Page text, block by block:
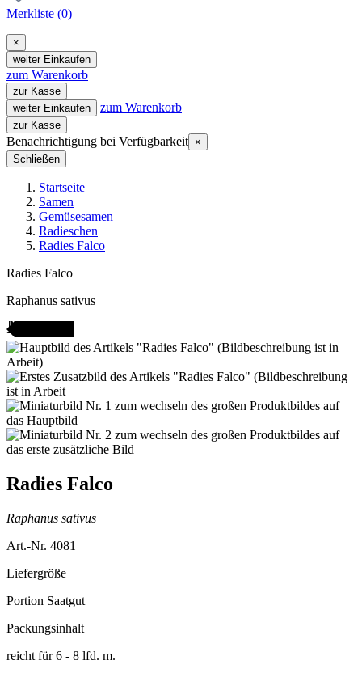
Merkliste (0)
×
weiter Einkaufen
zum Warenkorb
zur Kasse
weiter Einkaufen
zum Warenkorb
zur Kasse
Benachrichtigung bei Verfügbarkeit ×
Schließen
Startseite
Samen
Gemüsesamen
Radieschen
Radies Falco
Radies Falco
Raphanus sativus
Radies Falco
Raphanus sativus
Art.-Nr. 4081
Liefergröße
Portion Saatgut
Packungsinhalt
reicht für 6 - 8 lfd. m.